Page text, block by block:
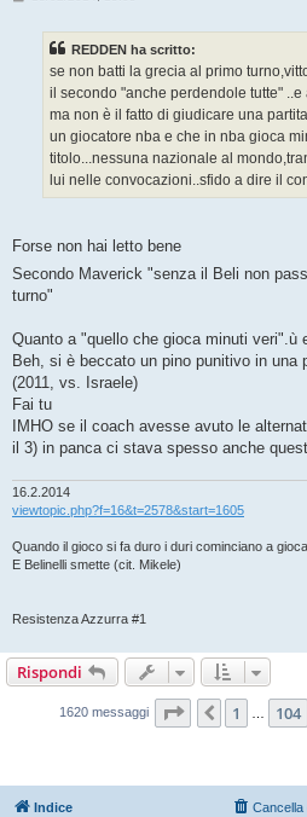
REDDEN ha scritto:
se non batti la grecia al primo
il secondo "anche perdendole tutte" ..e
ma non è il fatto di giudicare una
un giocatore nba e che in nba gioca
titolo...nessuna nazionale al
lui nelle convocazioni..sfido a dire il
Forse non hai letto bene
Secondo Maverick "senza il Beli non
turno"
Quanto a "quello che gioca minuti veri".ù
Beh, si è beccato un pino punitivo in una
(2011, vs. Israele)
Fai tu
IMHO se il coach avesse avuto le
il 3) in panca ci stava spesso anche
16.2.2014
viewtopic.php?f=16&t=2578&start=1605
Quando il gioco si fa duro i duri cominciano a
E Belinelli smette (cit. Mikele)
Resistenza Azzurra #1
Rispondi
1620 messaggi Pagina 108 di108
Precedente
1 104
Indice Cancella